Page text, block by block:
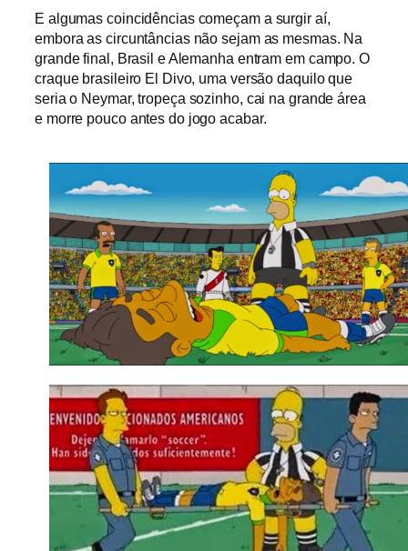
E algumas coincidências começam a surgir aí,
embora as circuntâncias não sejam as mesmas. Na
grande final, Brasil e Alemanha entram em campo. O
craque brasileiro El Divo, uma versão daquilo que
seria o Neymar, tropeça sozinho, cai na grande área
e morre pouco antes do jogo acabar.